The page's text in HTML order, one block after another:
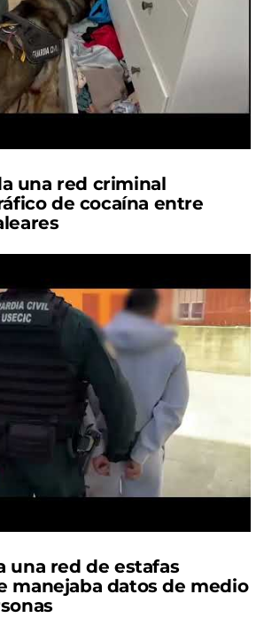
una red criminal
de cocaína entre
una red de estafas
manejaba datos de medio